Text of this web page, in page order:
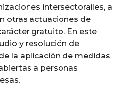
intersectorailes, a
otras actuaciones de
gratuito. En este
y resolución de
la aplicación de medidas
a personas